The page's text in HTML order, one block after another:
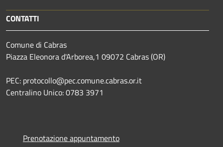
CONTATTI
Comune di Cabras
Piazza Eleonora d'Arborea,1 09072 Cabras (OR)
PEC: protocollo@pec.comune.cabras.or.it
Centralino Unico: 0783 3971
Prenotazione appuntamento